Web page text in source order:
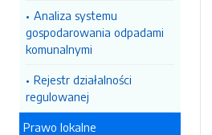
Analiza systemu
gospodarowania odpadami
komunalnymi
Rejestr działalności
regulowanej
Prawo lokalne